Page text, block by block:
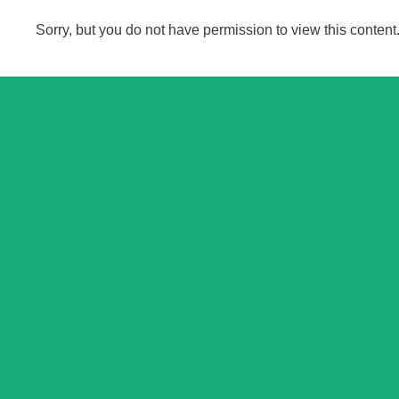
Sorry, but you do not have permission to view this content.